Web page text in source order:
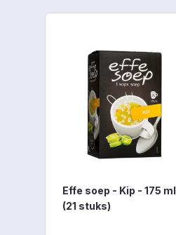
Effe soep - Kip - 175 ml
(21 stuks)